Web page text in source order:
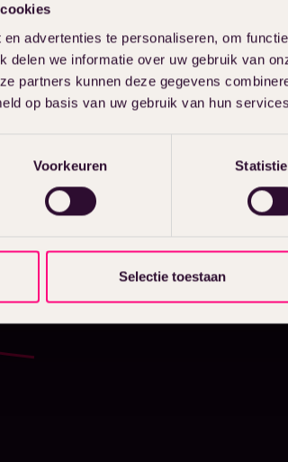
advertenties te personaliseren, om
delen we informatie over uw gebruik van
partners kunnen deze gegevens
op basis van uw gebruik van hun
Voorkeuren
Selectie toestaan